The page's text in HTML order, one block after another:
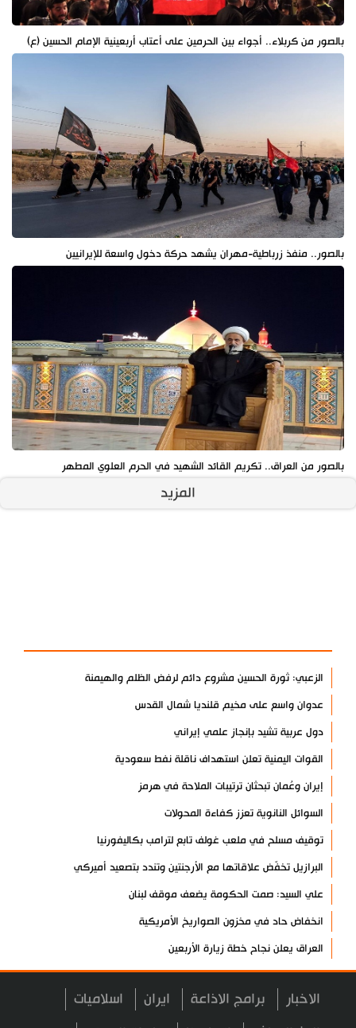
بالصور من كربلاء.. أجواء بين الحرمين على أعتاب أربعينية الإمام الحسين (ع)
بالصور.. منفذ زرباطية-مهران يشهد حركة دخول واسعة للإيرانيين
بالصور من العراق.. تكريم القائد الشهيد في الحرم العلوي المطهر
المزيد
الزعبي: ثورة الحسين مشروع دائم لرفض الظلم والهيمنة
عدوان واسع على مخيم قلنديا شمال القدس
دول عربية تشيد بإنجاز علمي إيراني
القوات اليمنية تعلن استهداف ناقلة نفط سعودية
إيران وعُمان تبحثان ترتيبات الملاحة في هرمز
السوائل النانوية تعزز كفاءة المحولات
توقيف مسلح في ملعب غولف تابع لترامب بكاليفورنيا
البرازيل تخفّض علاقاتها مع الأرجنتين وتندد بتصعيد أميركي
علي السيد: صمت الحكومة يضعف موقف لبنان
انخفاض حاد في مخزون الصواريخ الأمريكية
العراق يعلن نجاح خطة زيارة الأربعين
رضائي: إيران جاهزة للدفاع عن سيادتها
رئيس بلدية طهران يلتقي مع متولي العتبة الحسينية ومحافظ كربلاء
الاخبار برامج الاذاعة ايران اسلاميات